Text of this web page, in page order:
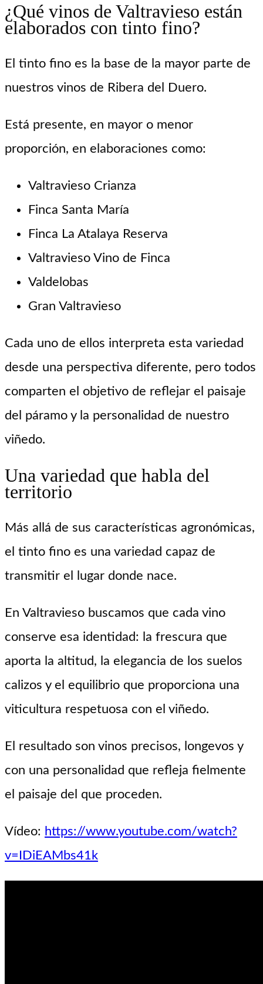
¿Qué vinos de Valtravieso están
elaborados con tinto fino?
El tinto fino es la base de la mayor parte de
nuestros vinos de Ribera del Duero.
Está presente, en mayor o menor
proporción, en elaboraciones como:
Valtravieso Crianza
Finca Santa María
Finca La Atalaya Reserva
Valtravieso Vino de Finca
Valdelobas
Gran Valtravieso
Cada uno de ellos interpreta esta variedad
desde una perspectiva diferente, pero todos
comparten el objetivo de reflejar el paisaje
del páramo y la personalidad de nuestro
viñedo.
Una variedad que habla del
territorio
Más allá de sus características agronómicas,
el tinto fino es una variedad capaz de
transmitir el lugar donde nace.
En Valtravieso buscamos que cada vino
conserve esa identidad: la frescura que
aporta la altitud, la elegancia de los suelos
calizos y el equilibrio que proporciona una
viticultura respetuosa con el viñedo.
El resultado son vinos precisos, longevos y
con una personalidad que refleja fielmente
el paisaje del que proceden.
Vídeo: https://www.youtube.com/watch?
v=IDiEAMbs41k